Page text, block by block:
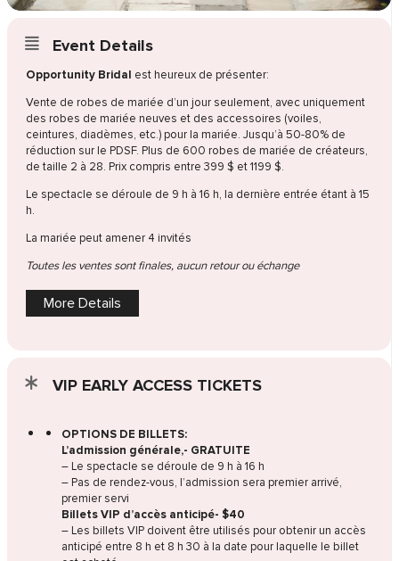
Event Details
Opportunity Bridal est heureux de présenter:
Vente de robes de mariée d’un jour seulement, avec uniquement
des robes de mariée neuves et des accessoires (voiles,
ceintures, diadèmes, etc.) pour la mariée. Jusqu’à 50-80% de
réduction sur le PDSF. Plus de 600 robes de mariée de créateurs,
de taille 2 à 28. Prix compris entre 399 $ et 1199 $.
Le spectacle se déroule de 9 h à 16 h, la dernière entrée étant à 15
h.
La mariée peut amener 4 invités
Toutes les ventes sont finales, aucun retour ou échange
More Details
VIP EARLY ACCESS TICKETS
OPTIONS DE BILLETS:
L’admission générale,- GRATUITE
– Le spectacle se déroule de 9 h à 16 h
– Pas de rendez-vous, l’admission sera premier arrivé,
premier servi
Billets VIP d’accès anticipé- $40
– Les billets VIP doivent être utilisés pour obtenir un accès
anticipé entre 8 h et 8 h 30 à la date pour laquelle le billet